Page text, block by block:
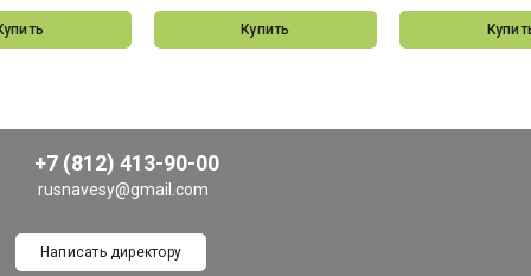
Купить
+7 (812) 413-90-00
rusnavesy@gmail.com
Написать директору